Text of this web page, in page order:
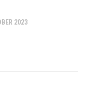
2023